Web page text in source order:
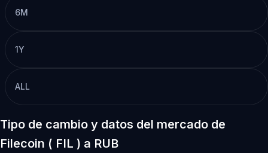
6M
1Y
ALL
Tipo de cambio y datos del mercado de
Filecoin ( FIL ) a RUB